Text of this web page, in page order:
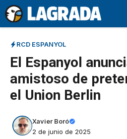
Saltar
al
contenido
RCD ESPANYOL
El Espanyol
amistoso de
el Union Berlin
Xavier Boró
2 de junio de 2025